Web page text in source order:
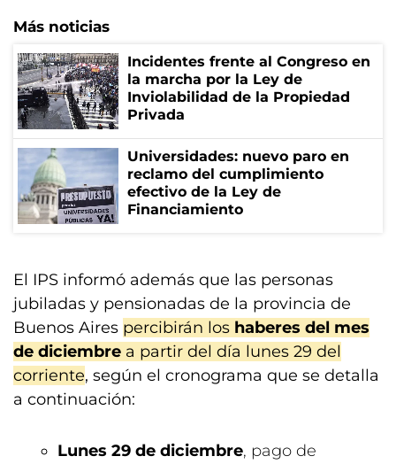
Más noticias
Incidentes frente al Congreso en
la marcha por la Ley de
Inviolabilidad de la Propiedad
Privada
Universidades: nuevo paro en
reclamo del cumplimiento
efectivo de la Ley de
Financiamiento
El IPS informó además que las personas
jubiladas y pensionadas de la provincia de
Buenos Aires percibirán los haberes del mes
de diciembre a partir del día lunes 29 del
corriente, según el cronograma que se detalla
a continuación:
Lunes 29 de diciembre, pago de